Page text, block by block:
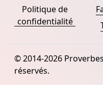
Politique de
confidentialité
© 2014-2026
réservés.